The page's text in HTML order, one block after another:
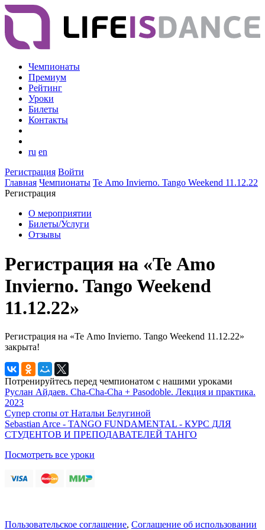
Чемпионаты
Премиум
Рейтинг
Уроки
Билеты
Контакты
ru en
Регистрация Войти
Главная Чемпионаты Te Аmo Invierno. Tango Weekend 11.12.22
Регистрация
О мероприятии
Билеты/Услуги
Отзывы
Регистрация на «Te Аmo
Invierno. Tango Weekend
11.12.22»
Регистрация на «Te Аmo Invierno. Tango Weekend 11.12.22»
закрыта!
Потренируйтесь перед чемпионатом с нашими уроками
Руслан Айдаев. Cha-Cha-Cha + Pasodoble. Лекция и практика.
2023
Супер стопы от Натальи Белугиной
Sebastian Arce - TANGO FUNDAMENTAL - КУРС ДЛЯ
СТУДЕНТОВ И ПРЕПОДАВАТЕЛЕЙ ТАНГО
Посмотреть все уроки
Пользовательское соглашение, Соглашение об использовании